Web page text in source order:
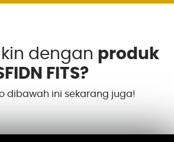
dengan produk
FITS?
dibawah ini sekarang juga!